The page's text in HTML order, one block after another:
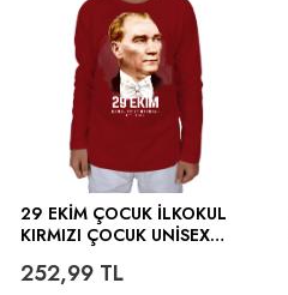
29 EKİM ÇOCUK İLKOKUL
KIRMIZI ÇOCUK UNISEX
252,99 TL